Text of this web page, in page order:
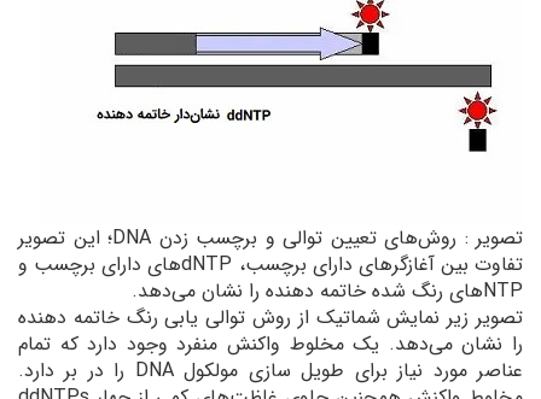
تصویر : روش‌‌های تعیین توالی و برچسب زدن DNA؛ این تصویر
تفاوت بین آغازگر‌های دارای برچسب، dNTP‌‌های دارای برچسب و
NTP‌‌های رنگ شده خاتمه دهنده را نشان می‌دهد.
تصویر زیر نمایش شماتیک از روش توالی یابی رنگ خاتمه دهنده
را نشان می‌دهد. یک مخلوط واکنش منفرد وجود دارد که تمام
عناصر مورد نیاز برای طویل سازی مولکول DNA را در بر دارد.